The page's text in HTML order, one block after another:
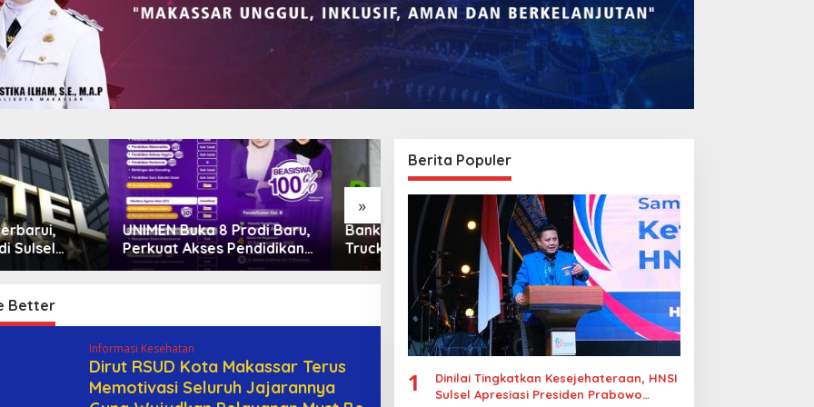
»
Buka 8 Prodi Baru,
Akses Pendidikan
Daya Saing
Bank Sulselbar Bantu Dump
Truck Sampah, Enrekang
Perkuat Layanan
Lomba Rakyat Gelar
“Pidato AHY Muda 2026”,
Dorong Pelajar Indonesia
Berani Sampaikan
Gagasan untuk Bangsa
Legalitas Tower di
Karuwisi–Sinrijala
Dipertanyakan Warga
Better
Informasi Kesehatan
Dirut RSUD Kota Makassar Terus
Memotivasi Seluruh Jajarannya
Berita Populer
1
Dinilai Tingkatkan Kesejehateraan, HNSI
Sulsel Apresiasi Presiden Prabowo